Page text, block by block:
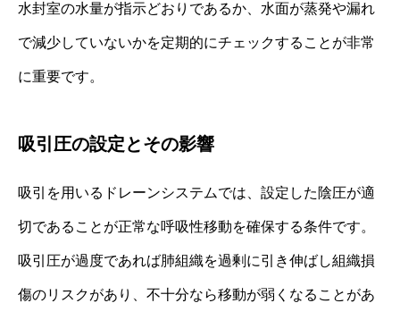
水封室の水量が指示どおりであるか、水面が蒸発や漏れ
で減少していないかを定期的にチェックすることが非常
に重要です。
吸引圧の設定とその影響
吸引を用いるドレーンシステムでは、設定した陰圧が適
切であることが正常な呼吸性移動を確保する条件です。
吸引圧が過度であれば肺組織を過剰に引き伸ばし組織損
傷のリスクがあり、不十分なら移動が弱くなることがあ